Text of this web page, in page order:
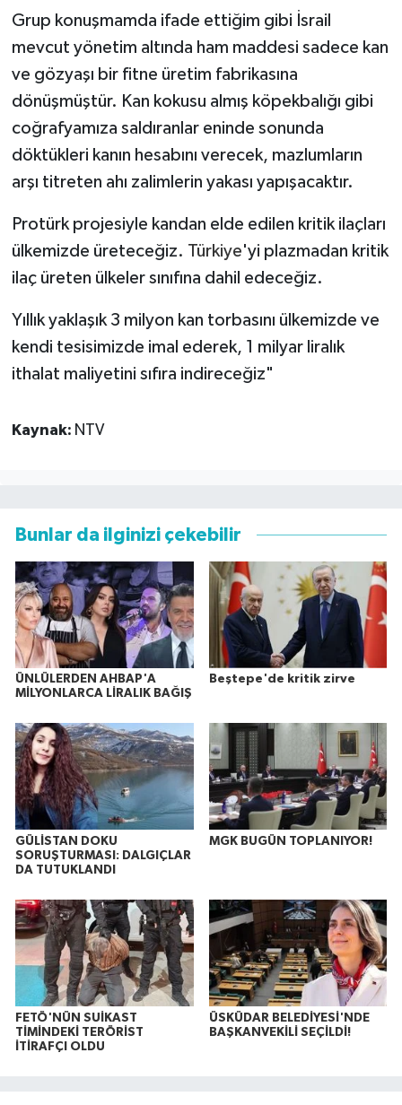
Grup konuşmamda ifade ettiğim gibi İsrail
mevcut yönetim altında ham maddesi sadece kan
ve gözyaşı bir fitne üretim fabrikasına
dönüşmüştür. Kan kokusu almış köpekbalığı gibi
coğrafyamıza saldıranlar eninde sonunda
döktükleri kanın hesabını verecek, mazlumların
arşı titreten ahı zalimlerin yakası yapışacaktır.
Protürk projesiyle kandan elde edilen kritik ilaçları
ülkemizde üreteceğiz. Türkiye'yi plazmadan kritik
ilaç üreten ülkeler sınıfına dahil edeceğiz.
Yıllık yaklaşık 3 milyon kan torbasını ülkemizde ve
kendi tesisimizde imal ederek, 1 milyar liralık
ithalat maliyetini sıfıra indireceğiz"
Kaynak: NTV
Bunlar da ilginizi çekebilir
ÜNLÜLERDEN AHBAP'A
MİLYONLARCA LİRALIK BAĞIŞ
Beştepe'de kritik zirve
GÜLİSTAN DOKU
SORUŞTURMASI: DALGIÇLAR
DA TUTUKLANDI
MGK BUGÜN TOPLANIYOR!
FETÖ'NÜN SUİKAST
TİMİNDEKİ TERÖRİST
İTİRAFÇI OLDU
ÜSKÜDAR BELEDİYESİ'NDE
BAŞKANVEKİLİ SEÇİLDİ!